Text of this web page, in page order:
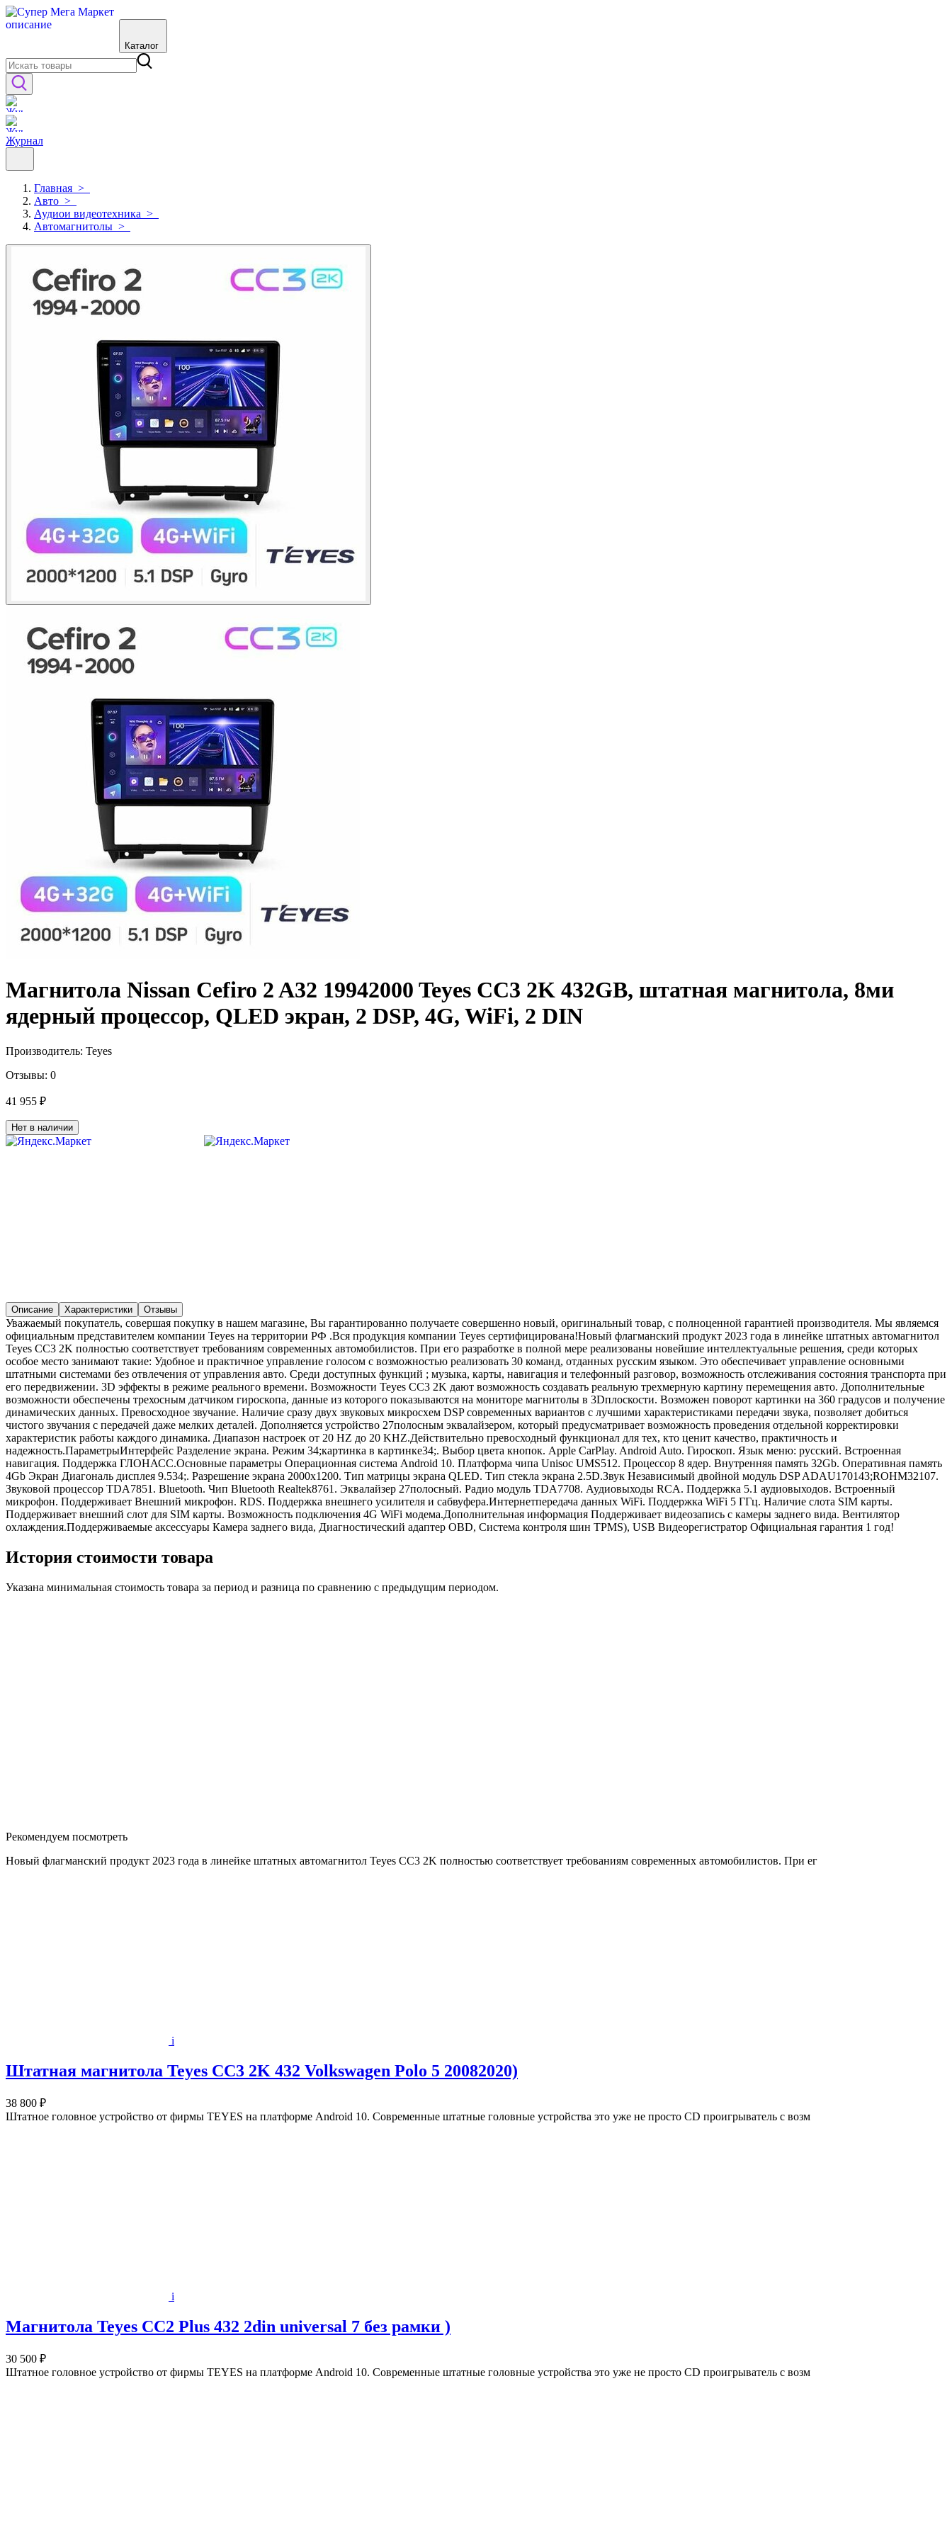
Каталог
Журнал
Главная >
Авто >
Аудиои видеотехника >
Автомагнитолы >
Магнитола Nissan Cefiro 2 A32 19942000 Teyes CC3 2K 432GB, штатная магнитола, 8ми
ядерный процессор, QLED экран, 2 DSP, 4G, WiFi, 2 DIN
Производитель: Teyes
Отзывы: 0
41 955 ₽
Нет в наличии
Описание Характеристики Отзывы
Уважаемый покупатель, совершая покупку в нашем магазине, Вы гарантированно получаете совершенно новый, оригинальный товар, с полноценной гарантией производителя. Мы являемся
официальным представителем компании Teyes на территории РФ .Вся продукция компании Teyes сертифицирована!Новый флагманский продукт 2023 года в линейке штатных автомагнитол
Teyes CC3 2K полностью соответствует требованиям современных автомобилистов. При его разработке в полной мере реализованы новейшие интеллектуальные решения, среди которых
особое место занимают такие: Удобное и практичное управление голосом с возможностью реализовать 30 команд, отданных русским языком. Это обеспечивает управление основными
штатными системами без отвлечения от управления авто. Среди доступных функций ; музыка, карты, навигация и телефонный разговор, возможность отслеживания состояния транспорта при
его передвижении. 3D эффекты в режиме реального времени. Возможности Teyes CC3 2K дают возможность создавать реальную трехмерную картину перемещения авто. Дополнительные
возможности обеспечены трехосным датчиком гироскопа, данные из которого показываются на мониторе магнитолы в 3Dплоскости. Возможен поворот картинки на 360 градусов и получение
динамических данных. Превосходное звучание. Наличие сразу двух звуковых микросхем DSP современных вариантов с лучшими характеристиками передачи звука, позволяет добиться
чистого звучания с передачей даже мелких деталей. Дополняется устройство 27полосным эквалайзером, который предусматривает возможность проведения отдельной корректировки
характеристик работы каждого динамика. Диапазон настроек от 20 HZ до 20 KHZ.Действительно превосходный функционал для тех, кто ценит качество, практичность и
надежность.ПараметрыИнтерфейс Разделение экрана. Режим 34;картинка в картинке34;. Выбор цвета кнопок. Apple CarPlay. Android Auto. Гироскоп. Язык меню: русский. Встроенная
навигация. Поддержка ГЛОНАСС.Основные параметры Операционная система Android 10. Платформа чипа Unisoc UMS512. Процессор 8 ядер. Внутренняя память 32Gb. Оперативная память
4Gb Экран Диагональ дисплея 9.534;. Разрешение экрана 2000x1200. Тип матрицы экрана QLED. Тип стекла экрана 2.5D.Звук Независимый двойной модуль DSP ADAU170143;ROHM32107.
Звуковой процессор TDA7851. Bluetooth. Чип Bluetooth Realtek8761. Эквалайзер 27полосный. Радио модуль TDA7708. Аудиовыходы RCA. Поддержка 5.1 аудиовыходов. Встроенный
микрофон. Поддерживает Внешний микрофон. RDS. Поддержка внешнего усилителя и сабвуфера.Интернетпередача данных WiFi. Поддержка WiFi 5 ГГц. Наличие слота SIM карты.
Поддерживает внешний слот для SIM карты. Возможность подключения 4G WiFi модема.Дополнительная информация Поддерживает видеозапись с камеры заднего вида. Вентилятор
охлаждения.Поддерживаемые аксессуары Камера заднего вида, Диагностический адаптер OBD, Система контроля шин TPMS), USB Видеорегистратор Официальная гарантия 1 год!
История стоимости товара
Указана минимальная стоимость товара за период и разница по сравнению с предыдущим периодом.
Рекомендуем посмотреть
Новый флагманский продукт 2023 года в линейке штатных автомагнитол Teyes CC3 2K полностью соответствует требованиям современных автомобилистов. При ег
i
Штатная магнитола Teyes CC3 2K 432 Volkswagen Polo 5 20082020)
38 800 ₽
Штатное головное устройство от фирмы TEYES на платформе Android 10. Современные штатные головные устройства это уже не просто CD проигрыватель с возм
i
Магнитола Teyes CC2 Plus 432 2din universal 7 без рамки )
30 500 ₽
Штатное головное устройство от фирмы TEYES на платформе Android 10. Современные штатные головные устройства это уже не просто CD проигрыватель с возм